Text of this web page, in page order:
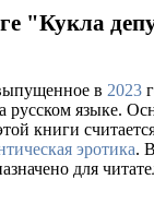
"Кукла
в 2023
русском языке.
книги
эротика.
для